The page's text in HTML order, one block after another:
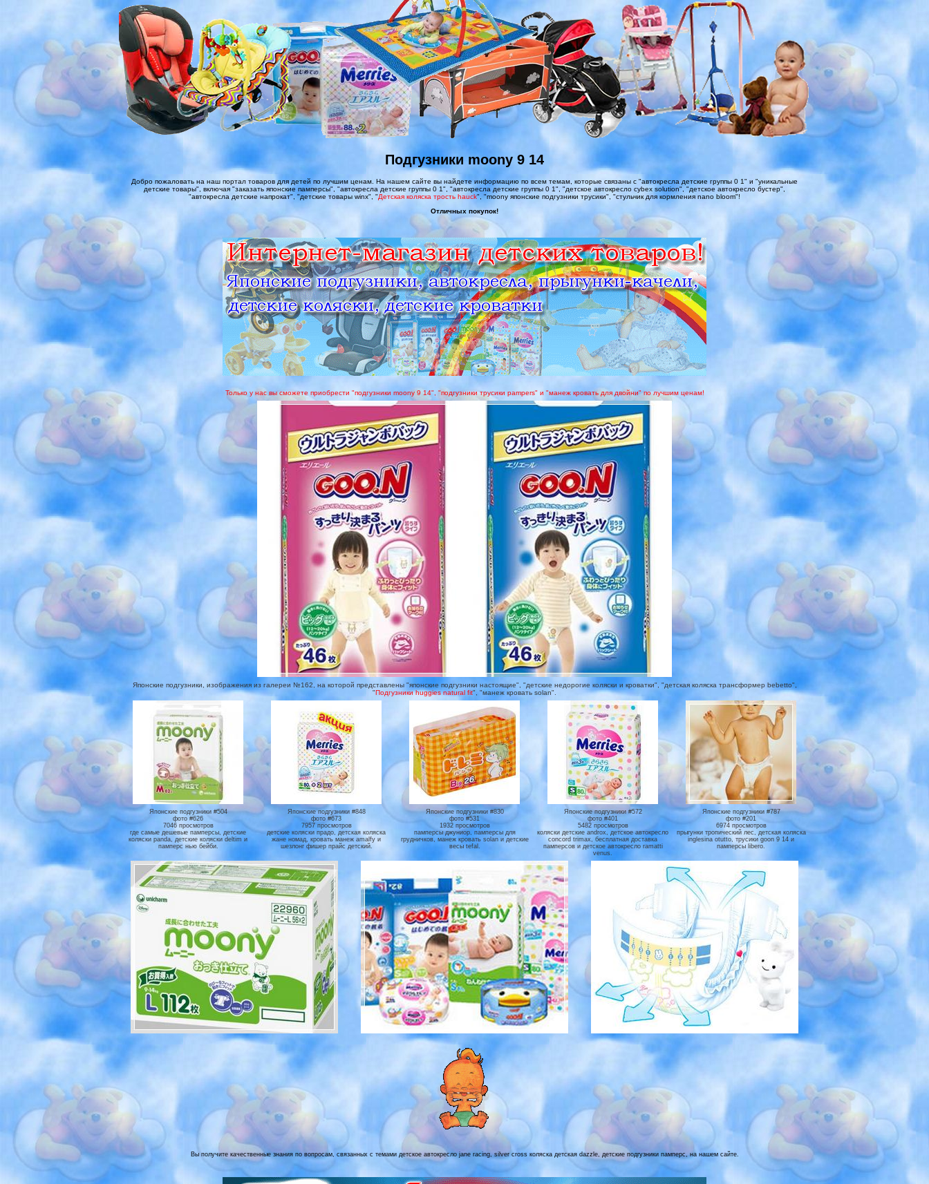
Подгузники moony 9 14
Добро пожаловать на наш портал товаров для детей по лучшим ценам. На нашем сайте вы найдете информацию по всем темам, которые связаны с "автокресла детские группы 0 1" и "уникальные
детские товары", включая "заказать японские памперсы", "автокресла детские группы 0 1", "автокресла детские группы 0 1", "детское автокресло cybex solution", "детское автокресло бустер",
"автокресла детские напрокат", "детские товары winx", "Детская коляска трость hauck", "moony японские подгузники трусики", "стульчик для кормления nano bloom"!
Отличных покупок!
Только у нас вы сможете приобрести "подгузники moony 9 14", "подгузники трусики pampers" и "манеж кровать для двойни" по лучшим ценам!
Японские подгузники, изображения из галереи №162, на которой представлены "японские подгузники настоящие", "детские недорогие коляски и кроватки", "детская коляска трансформер bebetto",
"Подгузники huggies natural fit", "манеж кровать solan".
Японские подгузники #504
фото #626
7046 просмотров
где самые дешевые памперсы, детские
коляски panda, детские коляски deltim и
памперс нью бейби.
Японские подгузники #848
фото #673
7957 просмотров
детские коляски прадо, детская коляска
жане номад, кровать манеж amalfy и
шезлонг фишер прайс детский.
Японские подгузники #830
фото #531
1932 просмотров
памперсы джуниор, памперсы для
грудничков, манеж кровать solan и детские
весы tefal.
Японские подгузники #572
фото #401
5482 просмотров
коляски детские androx, детское автокресло
concord trimax, бесплатная доставка
памперсов и детское автокресло ramatti
venus.
Японские подгузники #787
фото #201
6974 просмотров
прыгунки тропический лес, детская коляска
inglesina otutto, трусики goon 9 14 и
памперсы libero.
Вы получите качественные знания по вопросам, связанных с темами детское автокресло jane racing, silver cross коляска детская dazzle, детские подгузники памперс, на нашем сайте.